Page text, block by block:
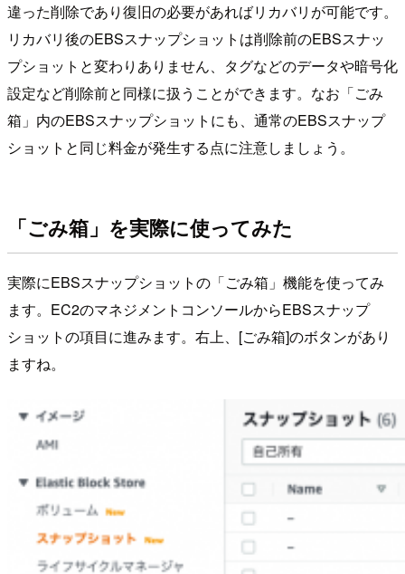
違った削除であり復旧の必要があればリカバリが可能です。
リカバリ後のEBSスナップショットは削除前のEBSスナッ
プショットと変わりありません、タグなどのデータや暗号化
設定など削除前と同様に扱うことができます。なお「ごみ
箱」内のEBSスナップショットにも、通常のEBSスナップ
ショットと同じ料金が発生する点に注意しましょう。
「ごみ箱」を実際に使ってみた
実際にEBSスナップショットの「ごみ箱」機能を使ってみ
ます。EC2のマネジメントコンソールからEBSスナップ
ショットの項目に進みます。右上、[ごみ箱]のボタンがあり
ますね。